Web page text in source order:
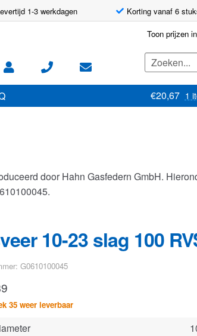
1-3 werkdagen Korting vanaf 6
Toon prijzen
Zoeken
naar:
€20,67 1
door Hahn Gasfedern GmbH.
10-23 slag 100
G0610100045
35 weer leverbaar